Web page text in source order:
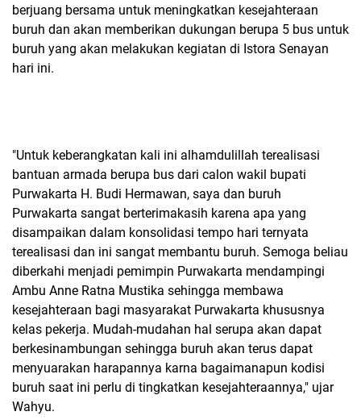
berjuang bersama untuk meningkatkan kesejahteraan
buruh dan akan memberikan dukungan berupa 5 bus untuk
buruh yang akan melakukan kegiatan di Istora Senayan
hari ini.
"Untuk keberangkatan kali ini alhamdulillah terealisasi
bantuan armada berupa bus dari calon wakil bupati
Purwakarta H. Budi Hermawan, saya dan buruh
Purwakarta sangat berterimakasih karena apa yang
disampaikan dalam konsolidasi tempo hari ternyata
terealisasi dan ini sangat membantu buruh. Semoga beliau
diberkahi menjadi pemimpin Purwakarta mendampingi
Ambu Anne Ratna Mustika sehingga membawa
kesejahteraan bagi masyarakat Purwakarta khususnya
kelas pekerja. Mudah-mudahan hal serupa akan dapat
berkesinambungan sehingga buruh akan terus dapat
menyuarakan harapannya karna bagaimanapun kodisi
buruh saat ini perlu di tingkatkan kesejahteraannya," ujar
Wahyu.